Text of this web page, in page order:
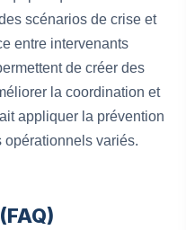
scénarios de crise et
entre intervenants
de créer des
la coordination et
appliquer la prévention
opérationnels variés.